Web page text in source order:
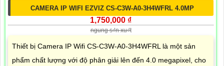
CAMERA IP WIFI EZVIZ CS-C3W-A0-3H4WFRL 4.0MP
1,750,000 ₫
ngung s₫n xu₫t
Thiết bị Camera IP Wifi CS-C3W-A0-3H4WFRL là một sản
phẩm chất lượng với độ phân giải lên đến 4.0 megapixel, cho